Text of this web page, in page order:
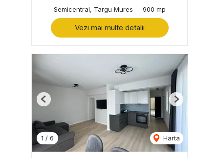
Semicentral, Targu Mures 900 mp
Vezi mai multe detalii
1 / 6 Harta
Previous Next